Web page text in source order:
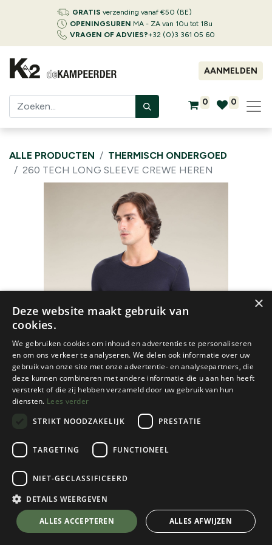
GRATIS verzending vanaf €50 (BE)
OPENINGSUREN MA - ZA van 10u tot 18u
VRAGEN OF ADVIES?+32 (0)3 361 05 60
AANMELDEN
0 0
ALLE PRODUCTEN
THERMISCH ONDERGOED
260 TECH LONG SLEEVE CREWE HEREN
Icebreaker
260 Tech Long Sleeve Crewe Heren
Midnight Navy II
Kies een maat
💬 Stel je vraag over dit product via WhatsApp
×
Deze website maakt gebruik van
cookies.
We gebruiken cookies om inhoud en advertenties te personaliseren
en om ons verkeer te analyseren. We delen ook informatie over uw
gebruik van onze site met onze advertentie- en analysepartners, die
deze kunnen combineren met andere informatie die u aan hen heeft
verstrekt of die zij hebben verzameld door uw gebruik van hun
diensten. Lees verder
STRIKT NOODZAKELIJK
PRESTATIE
TARGETING FUNCTIONEEL
NIET-GECLASSIFICEERD
DETAILS WEERGEVEN
ALLES ACCEPTEREN ALLES AFWIJZEN